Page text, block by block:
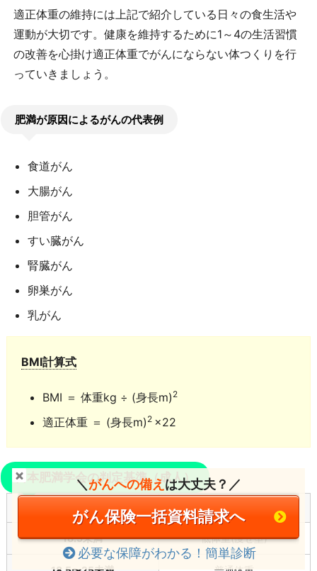
適正体重の維持には上記で紹介している日々の食生活や
運動が大切です。健康を維持するために1～4の生活習慣
の改善を心掛け適正体重でがんにならない体つくりを行
っていきましょう。
肥満が原因によるがんの代表例
食道がん
大腸がん
胆管がん
すい臓がん
腎臓がん
卵巣がん
乳がん
BMI計算式
BMI ＝ 体重kg ÷ (身長m) 2
適正体重 ＝ (身長m) 2 ×22
日本肥満学会の判定基準（成人）
BMI値 判定
18.5未満 低体重(痩せ型)
＼がんへの備えは大丈夫？／
がん保険一括資料請求へ
必要な保障がわかる！簡単診断